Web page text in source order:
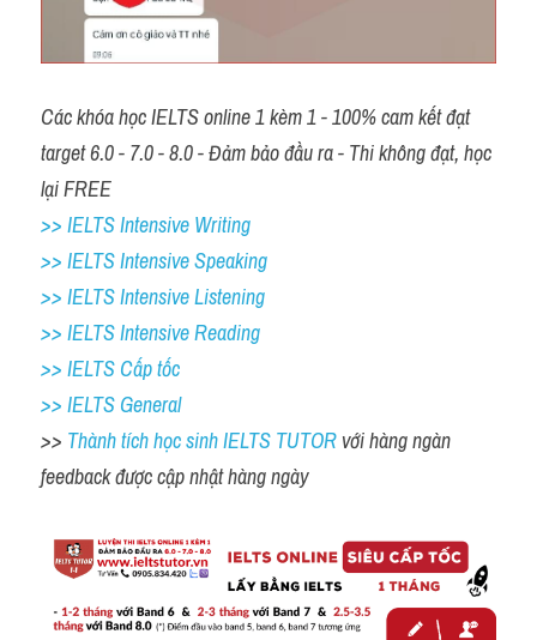
Các khóa học IELTS online 1 kèm 1 - 100% cam kết đạt
target 6.0 - 7.0 - 8.0 - Đảm bảo đầu ra - Thi không đạt, học
lại FREE
>> IELTS Intensive Writing
>> IELTS Intensive Speaking
>> IELTS Intensive Listening
>> IELTS Intensive Reading
>> IELTS Cấp tốc
>> IELTS General
>> Thành tích học sinh IELTS TUTOR với hàng ngàn
feedback được cập nhật hàng ngày